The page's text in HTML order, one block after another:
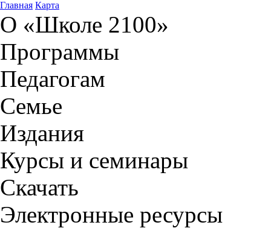
Главная Карта
О «Школе 2100»
Программы
Педагогам
Семье
Издания
Курсы и семинары
Скачать
Электронные ресурсы